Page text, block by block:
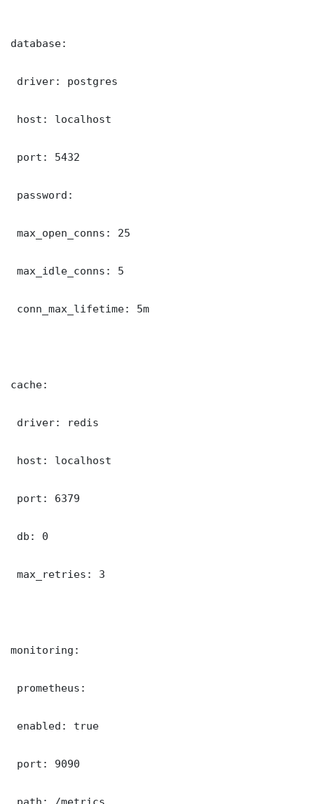
database:
driver: postgres
host: localhost
port: 5432
password:
max_open_conns: 25
max_idle_conns: 5
conn_max_lifetime: 5m
cache:
driver: redis
host: localhost
port: 6379
db: 0
max_retries: 3
monitoring:
prometheus:
enabled: true
port: 9090
path: /metrics